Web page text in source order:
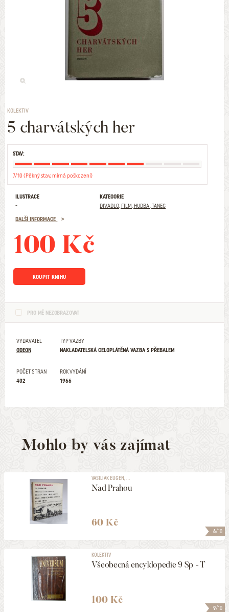
KOLEKTIV
5 charvátských her
STAV:
7/10 (Pěkný stav, mírná poškození)
ILUSTRACE
-
KATEGORIE
DIVADLO, FILM, HUDBA, TANEC
DALŠÍ INFORMACE
100 Kč
KOUPIT KNIHU
PRO MĚ NEZOBRAZOVAT
VYDAVATEL
ODEON
TYP VAZBY
NAKLADATELSKÁ CELOPLÁTĚNÁ VAZBA S PŘEBALEM
POČET STRAN
402
ROK VYDÁNÍ
1966
Mohlo by vás zajímat
6/10
VASILIAK EUGEN, ...
Nad Prahou
60 Kč
9/10
KOLEKTIV
Všeobecná encyklopedie 9 Sp - T
100 Kč